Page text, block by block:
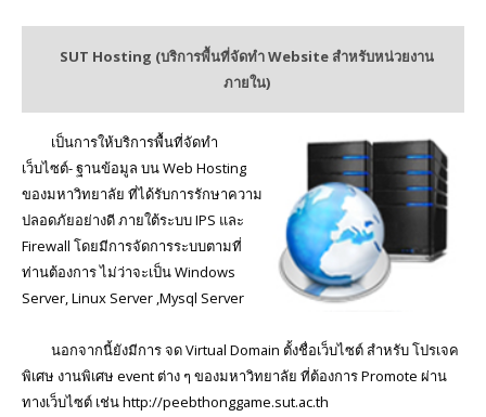
Home
Services
Register
Download
กิจกรรมประชาสัมพันธ์
Report
About Us
SUT Hosting (บริการพื้นที่จัดทำ Website สำหรับหน่วยงาน
ภายใน)
เป็นการให้บริการพื้นที่จัดทำ
เว็บไซต์- ฐานข้อมูล บน Web Hosting
ของมหาวิทยาลัย ที่ได้รับการรักษาความ
ปลอดภัยอย่างดี ภายใต้ระบบ IPS และ
Firewall โดยมีการจัดการระบบตามที่
ท่านต้องการ ไม่ว่าจะเป็น Windows
Server, Linux Server ,Mysql Server
นอกจากนี้ยังมีการ จด Virtual Domain ตั้งชื่อเว็บไซต์ สำหรับ โปรเจค
พิเศษ งานพิเศษ event ต่าง ๆ ของมหาวิทยาลัย ที่ต้องการ Promote ผ่าน
ทางเว็บไซต์ เช่น http://peebthonggame.sut.ac.th